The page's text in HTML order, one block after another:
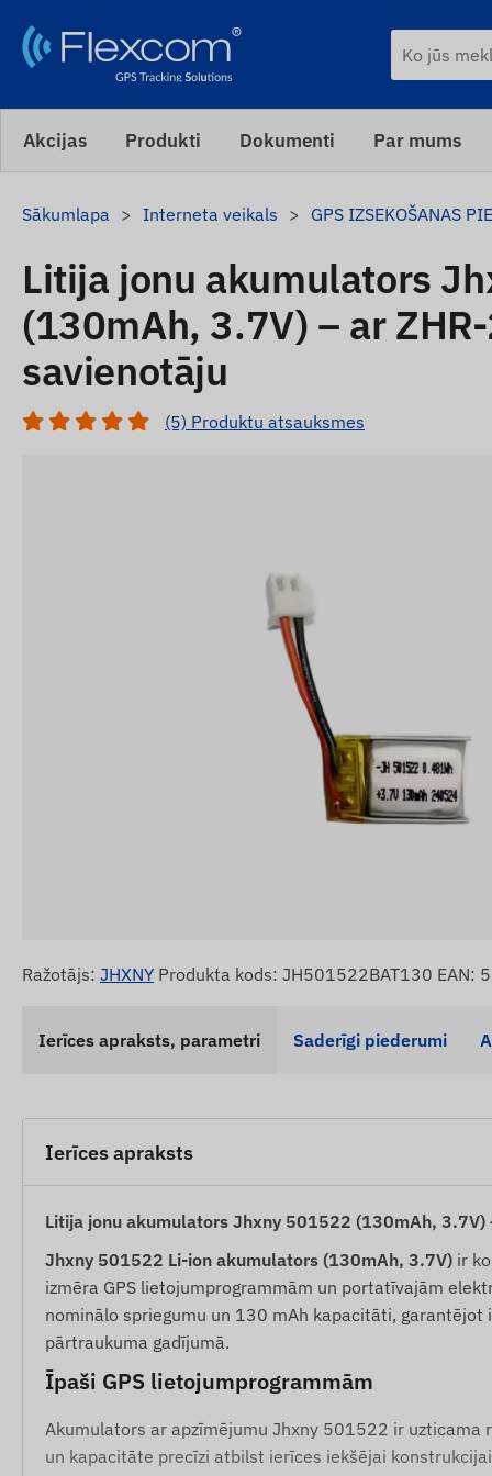
Akcijas Produkti Dokumenti Par mums
Sākumlapa Interneta veikals GPS IZSEKOŠANAS
Litija jonu akumulators
(130mAh, 3.7V) – ar
savienotāju
(5) Produktu atsauksmes
Ražotājs: JHXNY Produkta kods: JH501522BAT130 EAN:
Ierīces apraksts, parametri Saderīgi piederumi
Ierīces apraksts
Litija jonu akumulators Jhxny 501522 (130mAh, 3.7V)
Jhxny 501522 Li-ion akumulators (130mAh, 3.7V) ir
izmēra GPS lietojumprogrammām un portatīvajām
nominālo spriegumu un 130 mAh kapacitāti,
pārtraukuma gadījumā.
Īpaši GPS lietojumprogrammām
Akumulators ar apzīmējumu Jhxny 501522 ir uzticama
un kapacitāte precīzi atbilst ierīces iekšējai